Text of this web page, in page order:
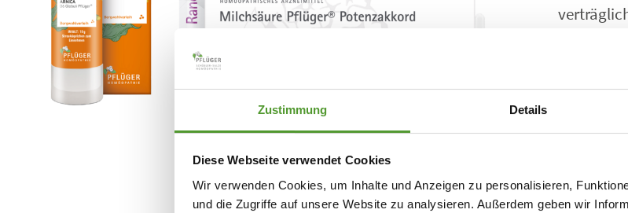
Zustimmung Details
Diese Webseite verwendet Cookies
Wir verwenden Cookies, um Inhalte und Anzeigen zu personalisieren,
und die Zugriffe auf unsere Website zu analysieren. Außerdem geben wir